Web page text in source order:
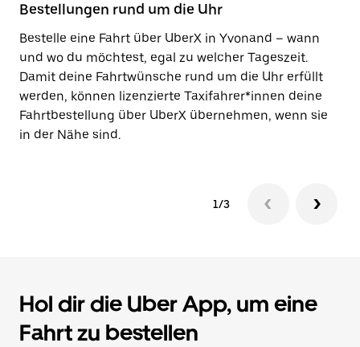
Bestellungen rund um die Uhr
Bestelle eine Fahrt über UberX in Yvonand – wann
und wo du möchtest, egal zu welcher Tageszeit.
Damit deine Fahrtwünsche rund um die Uhr erfüllt
werden, können lizenzierte Taxifahrer*innen deine
Fahrtbestellung über UberX übernehmen, wenn sie
in der Nähe sind.
1/3
Hol dir die Uber App, um eine
Fahrt zu bestellen